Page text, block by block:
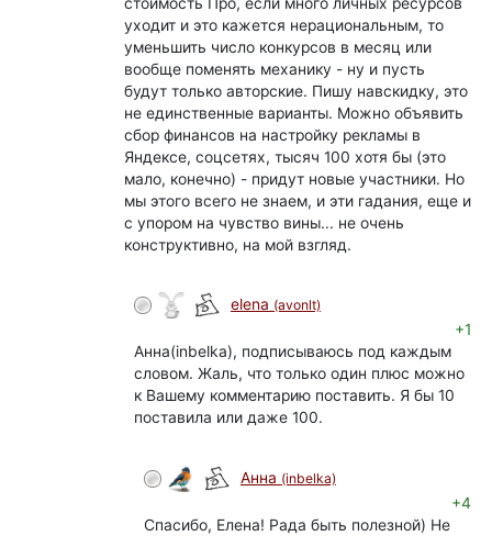
уходит и это кажется нерациональным, то
уменьшить число конкурсов в месяц или
вообще поменять механику - ну и пусть
будут только авторские. Пишу навскидку, это
не единственные варианты. Можно объявить
сбор финансов на настройку рекламы в
Яндексе, соцсетях, тысяч 100 хотя бы (это
мало, конечно) - придут новые участники. Но
мы этого всего не знаем, и эти гадания, еще и
с упором на чувство вины... не очень
конструктивно, на мой взгляд.
elena (avonlt)
+1
Анна(inbelka), подписываюсь под каждым
словом. Жаль, что только один плюс можно
к Вашему комментарию поставить. Я бы 10
поставила или даже 100.
Анна (inbelka)
+4
Спасибо, Елена! Рада быть полезной) Не